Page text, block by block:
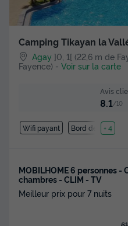
Camping Tikayan la
Agay ]0, 1[ (22,6 m de
Fayence) - Voir sur la carte
Avis
8.1/10
Wifi payant Bord de mer
+ 4
MOBILHOME 6 personnes -
chambres - CLIM - TV
Meilleur prix pour 7 nuits